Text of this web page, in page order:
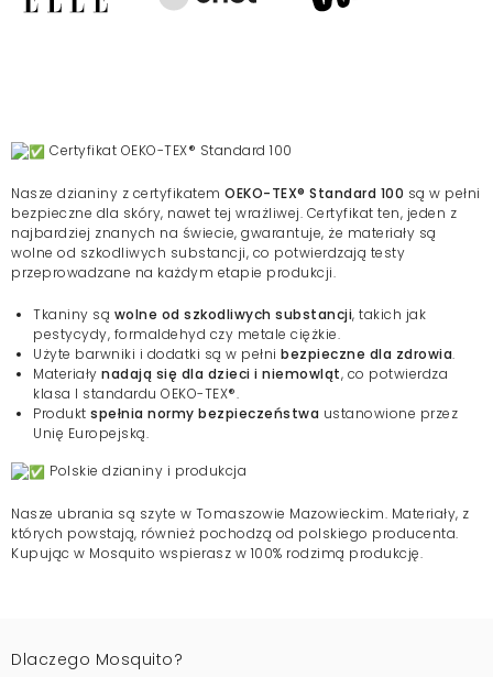
Certyfikat OEKO-TEX® Standard 100
Nasze dzianiny z certyfikatem OEKO-TEX® Standard 100 są w pełni
bezpieczne dla skóry, nawet tej wrażliwej. Certyfikat ten, jeden z
najbardziej znanych na świecie, gwarantuje, że materiały są
wolne od szkodliwych substancji, co potwierdzają testy
przeprowadzane na każdym etapie produkcji.
Tkaniny są wolne od szkodliwych substancji, takich jak
pestycydy, formaldehyd czy metale ciężkie.
Użyte barwniki i dodatki są w pełni bezpieczne dla zdrowia.
Materiały nadają się dla dzieci i niemowląt, co potwierdza
klasa I standardu OEKO-TEX®.
Produkt spełnia normy bezpieczeństwa ustanowione przez
Unię Europejską.
Polskie dzianiny i produkcja
Nasze ubrania są szyte w Tomaszowie Mazowieckim. Materiały, z
których powstają, również pochodzą od polskiego producenta.
Kupując w Mosquito wspierasz w 100% rodzimą produkcję.
Dlaczego Mosquito?